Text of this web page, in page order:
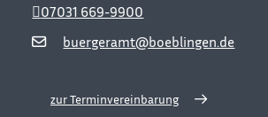
buergeramt@boeblingen.de
07031 669-9900
zur Terminvereinbarung